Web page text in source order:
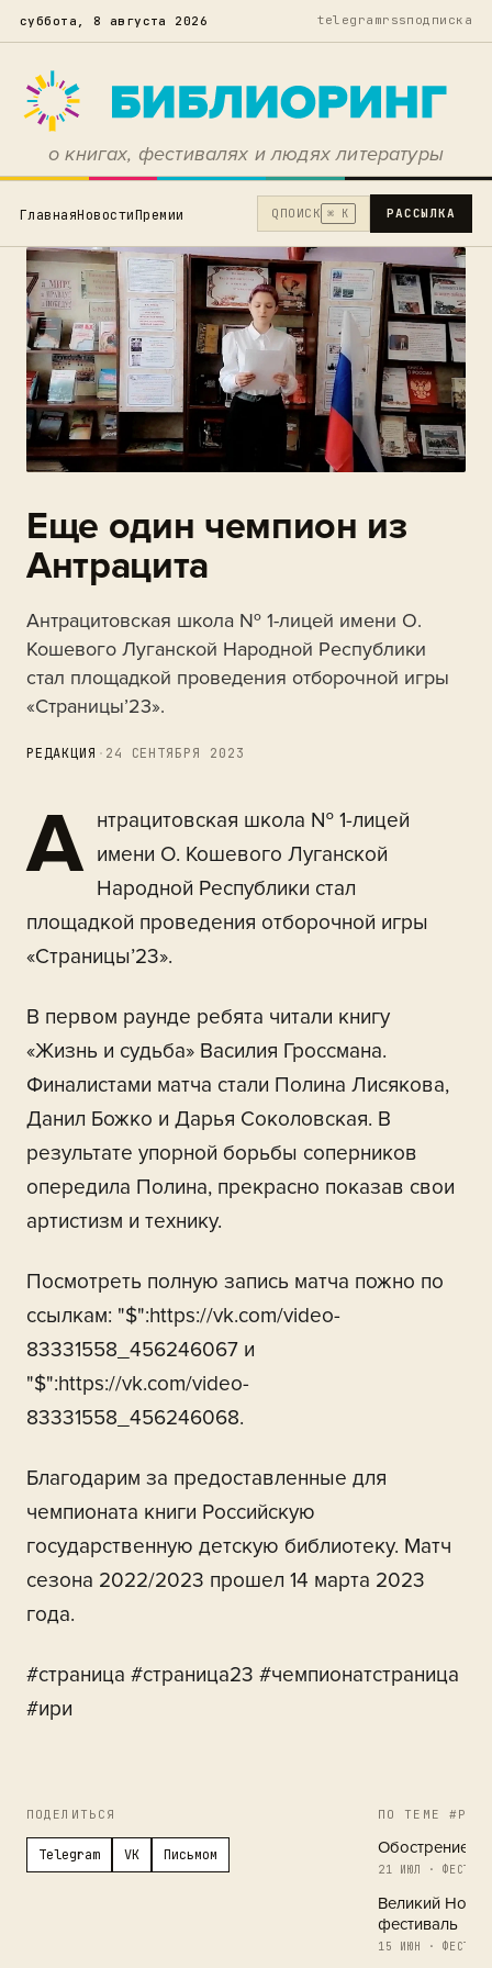
суббота, 8 августа 2026 telegramrssподписка
о книгах, фестивалях и людях литературы
ГлавнаяНовостиПремии Q ПОИСК ⌘ K РАССЫЛКА
Еще один чемпион из
Антрацита
Антрацитовская школа № 1-лицей имени О.
Кошевого Луганской Народной Республики
стал площадкой проведения отборочной игры
«Страницы’23».
РЕДАКЦИЯ · 24 СЕНТЯБРЯ 2023
А нтрацитовская школа № 1-лицей
имени О. Кошевого Луганской
Народной Республики стал
площадкой проведения отборочной игры
«Страницы’23».
В первом раунде ребята читали книгу
«Жизнь и судьба» Василия Гроссмана.
Финалистами матча стали Полина Лисякова,
Данил Божко и Дарья Соколовская. В
результате упорной борьбы соперников
опередила Полина, прекрасно показав свои
артистизм и технику.
Посмотреть полную запись матча пожно по
ссылкам: "$":https://vk.com/video-
83331558_456246067 и
"$":https://vk.com/video-
83331558_456246068.
Благодарим за предоставленные для
чемпионата книги Российскую
государственную детскую библиотеку. Матч
сезона 2022/2023 прошел 14 марта 2023
года.
#страница #страница23 #чемпионатстраница
#ири
ПОДЕЛИТЬСЯ
Telegram VK Письмом
ПО ТЕМЕ
Обострение в
21 ИЮЛ ·
Великий
фестиваль
15 ИЮН ·